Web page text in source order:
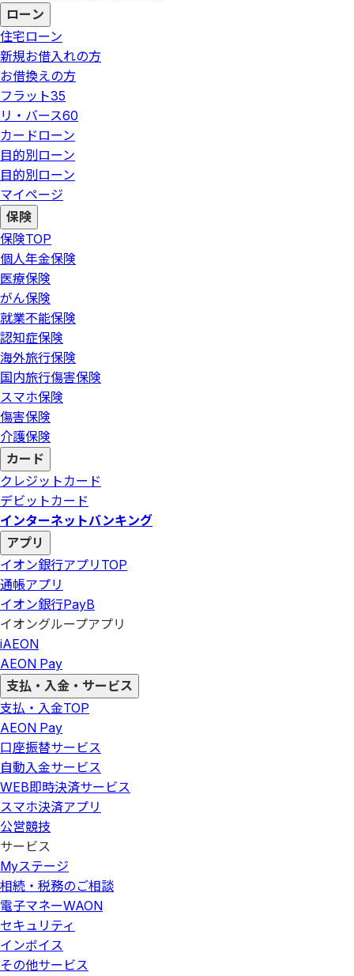
ローン
住宅ローン
新規お借入れの方
お借換えの方
フラット35
リ・バース60
カードローン
目的別ローン
目的別ローン
マイページ
保険
保険TOP
個人年金保険
医療保険
がん保険
就業不能保険
認知症保険
海外旅行保険
国内旅行傷害保険
スマホ保険
傷害保険
介護保険
カード
クレジットカード
デビットカード
インターネットバンキング
アプリ
イオン銀行アプリ TOP
通帳アプリ
イオン銀行PayB
イオングループアプリ
iAEON
AEON Pay
支払・入金・サービス
支払・入金TOP
AEON Pay
口座振替サービス
自動入金サービス
WEB即時決済サービス
スマホ決済アプリ
公営競技
サービス
Myステージ
相続・税務のご相談
電子マネーWAON
セキュリティ
インボイス
その他サービス